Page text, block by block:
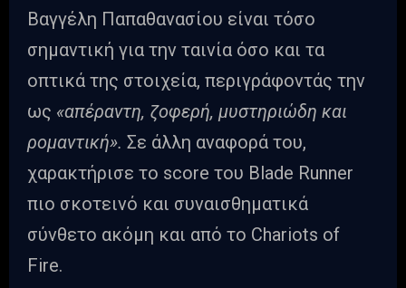
Βαγγέλη Παπαθανασίου είναι τόσο
σημαντική για την ταινία όσο και τα
οπτικά της στοιχεία, περιγράφοντάς την
ως «απέραντη, ζοφερή, μυστηριώδη και
ρομαντική». Σε άλλη αναφορά του,
χαρακτήρισε το score του Blade Runner
πιο σκοτεινό και συναισθηματικά
σύνθετο ακόμη και από το Chariots of
Fire.